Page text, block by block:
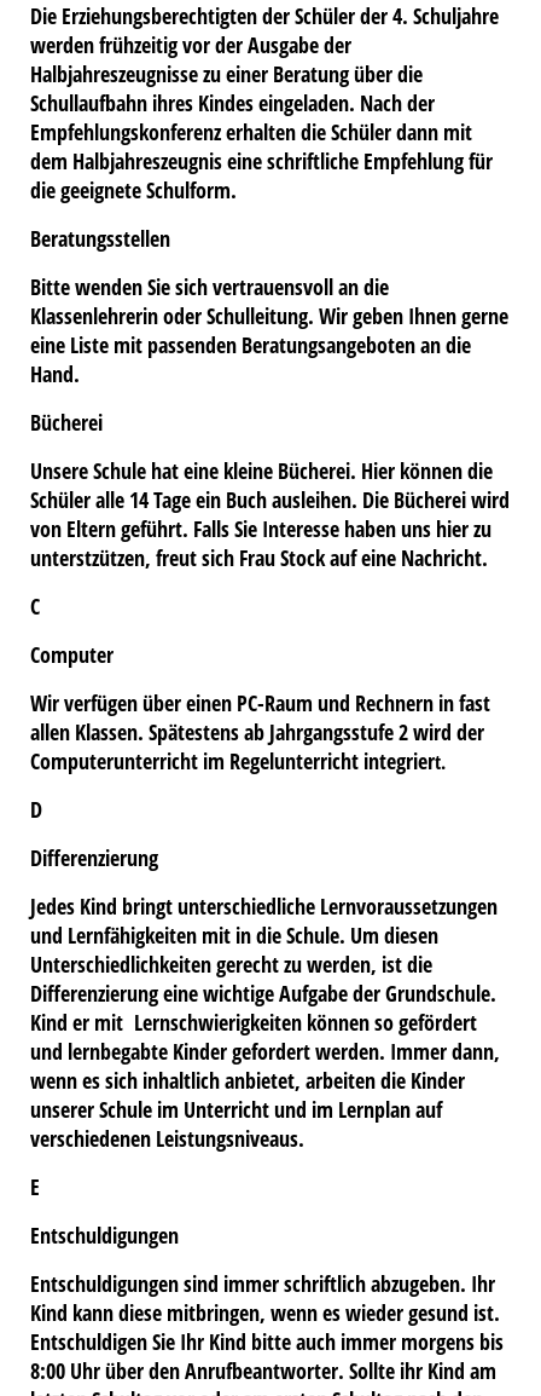
Die Erziehungsberechtigten der Schüler der 4. Schuljahre
werden frühzeitig vor der Ausgabe der
Halbjahreszeugnisse zu einer Beratung über die
Schullaufbahn ihres Kindes eingeladen. Nach der
Empfehlungskonferenz erhalten die Schüler dann mit
dem Halbjahreszeugnis eine schriftliche Empfehlung für
die geeignete Schulform.
Beratungsstellen
Bitte wenden Sie sich vertrauensvoll an die
Klassenlehrerin oder Schulleitung. Wir geben Ihnen gerne
eine Liste mit passenden Beratungsangeboten an die
Hand.
Bücherei
Unsere Schule hat eine kleine Bücherei. Hier können die
Schüler alle 14 Tage ein Buch ausleihen. Die Bücherei wird
von Eltern geführt. Falls Sie Interesse haben uns hier zu
unterstzützen, freut sich Frau Stock auf eine Nachricht.
C
Computer
Wir verfügen über einen PC-Raum und Rechnern in fast
allen Klassen. Spätestens ab Jahrgangsstufe 2 wird der
Computerunterricht im Regelunterricht integriert.
D
Differenzierung
Jedes Kind bringt unterschiedliche Lernvoraussetzungen
und Lernfähigkeiten mit in die Schule. Um diesen
Unterschiedlichkeiten gerecht zu werden, ist die
Differenzierung eine wichtige Aufgabe der Grundschule.
Kind er mit Lernschwierigkeiten können so gefördert
und lernbegabte Kinder gefordert werden. Immer dann,
wenn es sich inhaltlich anbietet, arbeiten die Kinder
unserer Schule im Unterricht und im Lernplan auf
verschiedenen Leistungsniveaus.
E
Entschuldigungen
Entschuldigungen sind immer schriftlich abzugeben. Ihr
Kind kann diese mitbringen, wenn es wieder gesund ist.
Entschuldigen Sie Ihr Kind bitte auch immer morgens bis
8:00 Uhr über den Anrufbeantworter. Sollte ihr Kind am